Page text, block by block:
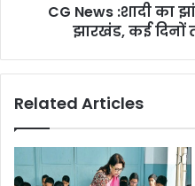
करता
CG News :शादी का
झारखंड, कई दिनों
Related Articles